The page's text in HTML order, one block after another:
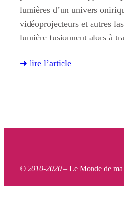
lumières d’un univers
vidéoprojecteurs et autres
lumière fusionnent alors à
➜ lire l’article
© 2010-2020 – Le Monde de ma